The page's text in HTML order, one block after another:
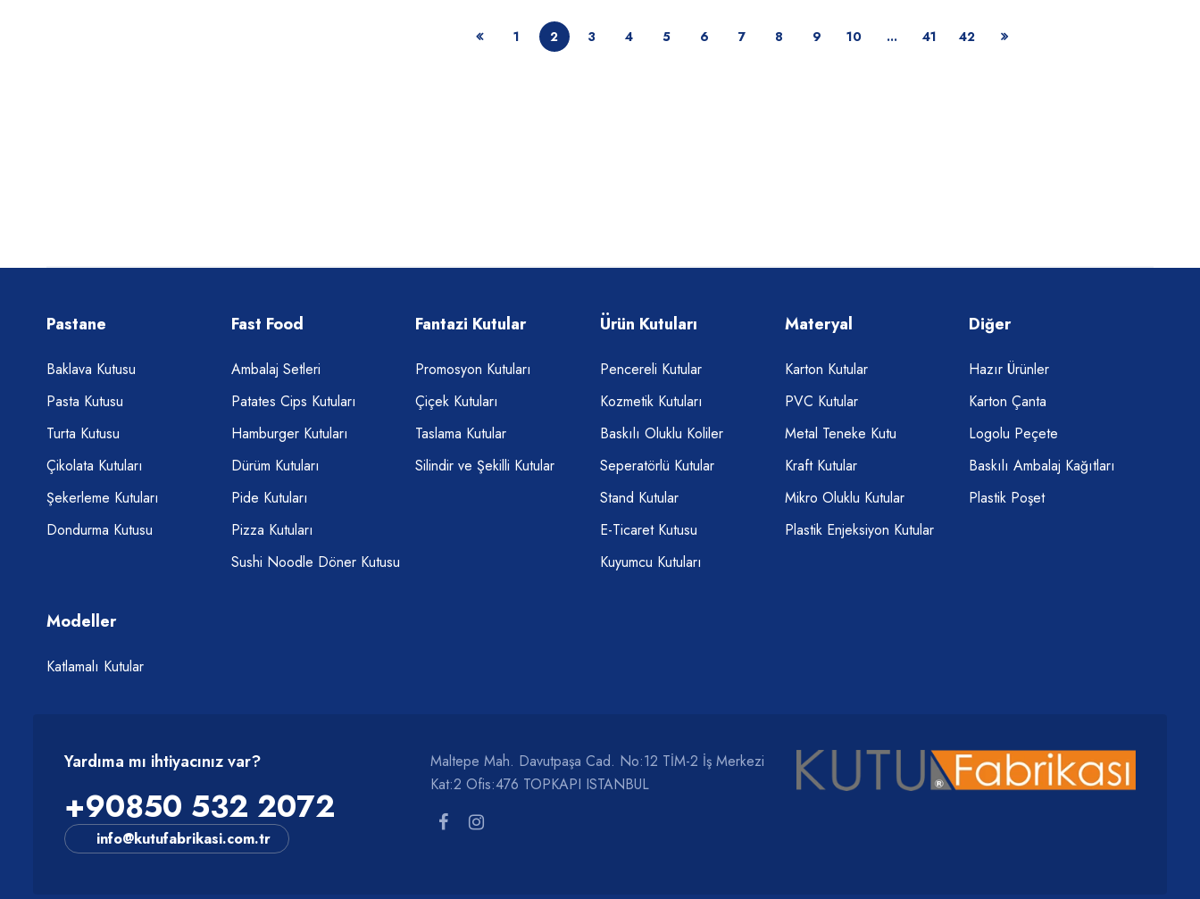
1 2 3 4 5 6 7 8 9 10 ... 41 42
Pastane
Baklava Kutusu
Pasta Kutusu
Turta Kutusu
Çikolata Kutuları
Şekerleme Kutuları
Dondurma Kutusu
Fast Food
Ambalaj Setleri
Patates Cips Kutuları
Hamburger Kutuları
Dürüm Kutuları
Pide Kutuları
Pizza Kutuları
Sushi Noodle Döner Kutusu
Fantazi Kutular
Promosyon Kutuları
Çiçek Kutuları
Taslama Kutular
Silindir ve Şekilli Kutular
Ürün Kutuları
Pencereli Kutular
Kozmetik Kutuları
Baskılı Oluklu Koliler
Seperatörlü Kutular
Stand Kutular
E-Ticaret Kutusu
Kuyumcu Kutuları
Materyal
Karton Kutular
PVC Kutular
Metal Teneke Kutu
Kraft Kutular
Mikro Oluklu Kutular
Plastik Enjeksiyon Kutular
Diğer
Hazır Ürünler
Karton Çanta
Logolu Peçete
Baskılı Ambalaj Kağıtları
Plastik Poşet
Modeller
Katlamalı Kutular
Yardıma mı ihtiyacınız var?
+90850 532 2072
info@kutufabrikasi.com.tr
Maltepe Mah. Davutpaşa Cad. No:12 TİM-2 İş Merkezi
Kat:2 Ofis:476 TOPKAPI ISTANBUL